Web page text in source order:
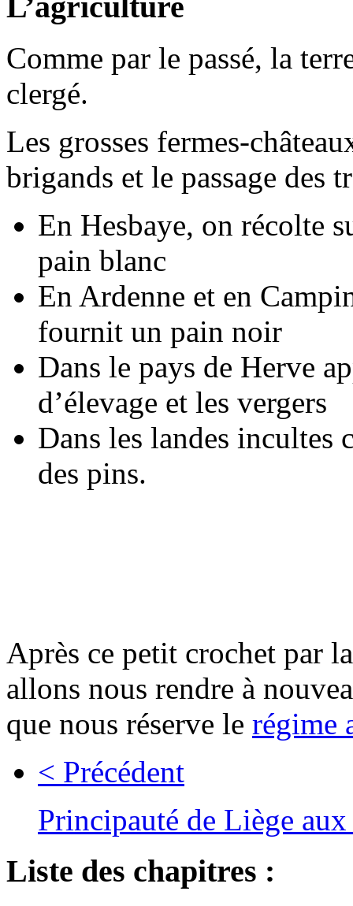
Comme par le passé, la
clergé.
Les grosses fermes-
brigands et le passage des
En Hesbaye, on récolte
pain blanc
En Ardenne et en
fournit un pain noir
Dans le pays de Herve
d’élevage et les vergers
Dans les landes incultes
des pins.
Après ce petit crochet par
allons nous rendre à
que nous réserve le régime
< Précédent
Principauté de Liège
Liste des chapitres :